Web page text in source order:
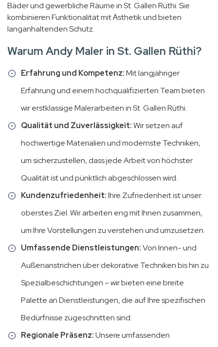
Bäder und gewerbliche Räume in St. Gallen Rüthi. Sie
kombinieren Funktionalität mit Ästhetik und bieten
langanhaltenden Schutz.
Warum Andy Maler in St. Gallen Rüthi?
Erfahrung und Kompetenz:Mit langjähriger
Erfahrung und einem hochqualifizierten Team bieten
wir erstklassige Malerarbeiten in St. Gallen Rüthi.
Qualität und Zuverlässigkeit:Wir setzen auf
hochwertige Materialien und modernste Techniken,
um sicherzustellen, dass jede Arbeit von höchster
Qualität ist und pünktlich abgeschlossen wird.
Kundenzufriedenheit:Ihre Zufriedenheit ist unser
oberstes Ziel. Wir arbeiten eng mit Ihnen zusammen,
um Ihre Vorstellungen zu verstehen und umzusetzen.
Umfassende Dienstleistungen:Von Innen- und
Außenanstrichen über dekorative Techniken bis hin zu
Spezialbeschichtungen – wir bieten eine breite
Palette an Dienstleistungen, die auf Ihre spezifischen
Bedürfnisse zugeschnitten sind.
Regionale Präsenz:Unsere umfassenden